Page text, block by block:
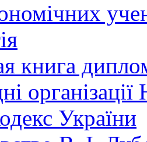
книга
України